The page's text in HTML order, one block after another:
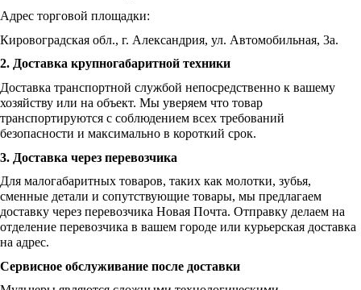
Адрес торговой площадки:
Кировоградская обл., г. Александрия, ул. Автомобильная, 3а.
2. Доставка крупногабаритной техники
Доставка транспортной службой непосредственно к вашему
хозяйству или на объект. Мы уверяем что товар
транспортируются с соблюдением всех требований
безопасности и максимально в короткий срок.
3. Доставка через перевозчика
Для малогабаритных товаров, таких как молотки, зубья,
сменные детали и сопутствующие товары, мы предлагаем
доставку через перевозчика Новая Почта. Отправку делаем на
отделение перевозчика в вашем городе или курьерская доставка
на адрес.
Сервисное обслуживание после доставки